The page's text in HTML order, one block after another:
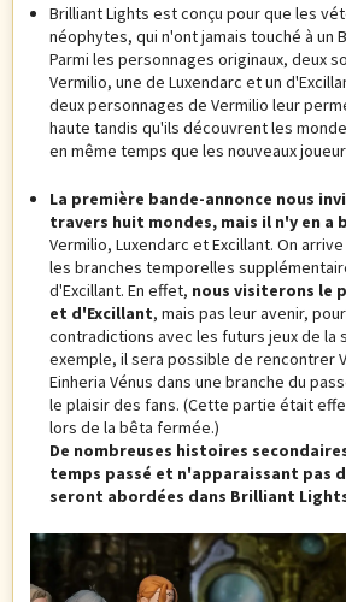
Brilliant Lights est conçu pour que les
néophytes, qui n'ont jamais touché à un
Parmi les personnages originaux, deux
Vermilio, une de Luxendarc et un
deux personnages de Vermilio leur
haute tandis qu'ils découvrent les
en même temps que les nouveaux
La première bande-annonce nous
travers huit mondes, mais il n'y en a
Vermilio, Luxendarc et Excillant. On
les branches temporelles
d'Excillant. En effet, nous visiterons le
et d'Excillant, mais pas leur avenir,
contradictions avec les futurs jeux de la
exemple, il sera possible de rencontrer
Einheria Vénus dans une branche du
le plaisir des fans. (Cette partie était
lors de la bêta fermée.)
De nombreuses histoires
temps passé et n'apparaissant pas
seront abordées dans Brilliant